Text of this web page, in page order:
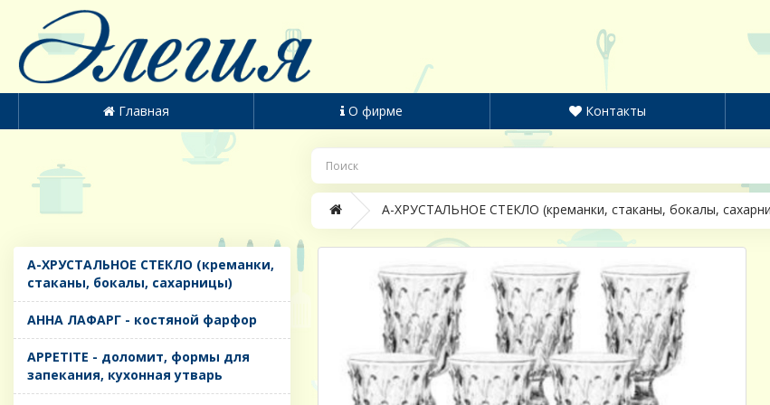
Главная О фирме Контакты
A-ХРУСТАЛЬНОЕ СТЕКЛО (креманки, стаканы, бокалы,
A-ХРУСТАЛЬНОЕ СТЕКЛО (креманки,
стаканы, бокалы, сахарницы)
AHHA ЛАФАРГ - костяной фарфор
APPETITE - доломит, формы для
запекания, кухонная утварь